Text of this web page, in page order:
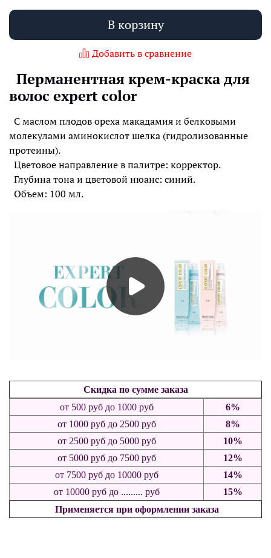
В корзину
Добавить в сравнение
Перманентная крем-краска для
волос expert color
C маслом плодов ореха макадамия и белковыми
молекулами аминокислот шелка (гидролизованные
протеины).
Цветовое направление в палитре: корректор.
Глубина тона и цветовой нюанс: синий.
Объем: 100 мл.
Скидка по сумме заказа
от 500 рубдо 1000 руб
6%
от 1000 рубдо 2500 руб
8%
от 2500 руб до 5000 руб
10%
от 5000 руб до 7500 руб
12%
от 7500 руб до 10000 руб
14%
от 10000 руб до ......... руб
15%
Применяется при оформлении заказа